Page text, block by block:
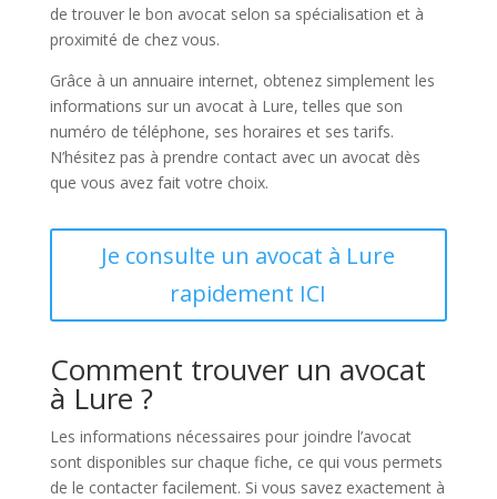
de trouver le bon avocat selon sa spécialisation et à
proximité de chez vous.
Grâce à un annuaire internet, obtenez simplement les
informations sur un avocat à Lure, telles que son
numéro de téléphone, ses horaires et ses tarifs.
N’hésitez pas à prendre contact avec un avocat dès
que vous avez fait votre choix.
Je consulte un avocat à Lure
rapidement ICI
Comment trouver un avocat
à Lure ?
Les informations nécessaires pour joindre l’avocat
sont disponibles sur chaque fiche, ce qui vous permets
de le contacter facilement. Si vous savez exactement à